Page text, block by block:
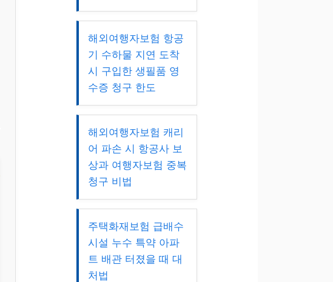
해외여행자보험 항공
기 수하물 지연 도착
시 구입한 생필품 영
수증 청구 한도
해외여행자보험 캐리
어 파손 시 항공사 보
상과 여행자보험 중복
청구 비법
주택화재보험 급배수
시설 누수 특약 아파
트 배관 터졌을 때 대
처법